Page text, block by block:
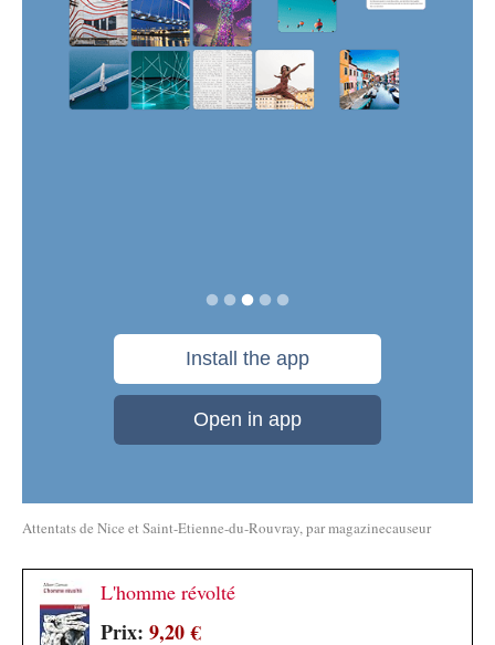
Attentats de Nice et Saint-Etienne-du-Rouvray, parmagazinecauseur
L'homme révolté
Prix: 9,20 €